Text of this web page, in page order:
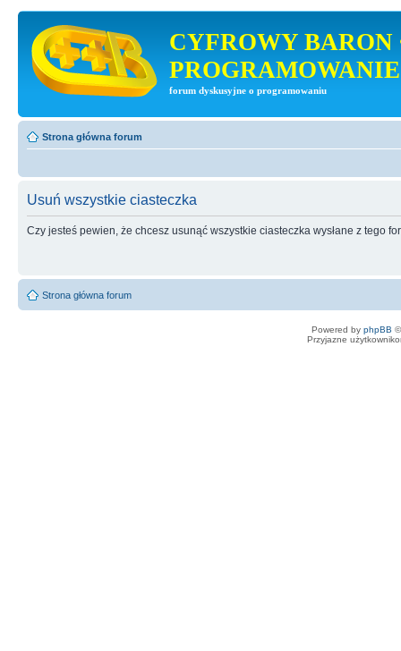
CYFROWY BARON
PROGRAMOWANIE
forum dyskusyjne o programowaniu
Strona główna forum
Usuń wszystkie ciasteczka
Czy jesteś pewien, że chcesz usunąć wszystkie ciasteczka wysłane z tego
Strona główna forum
Powered by phpBB
Przyjazne